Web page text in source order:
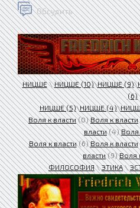
Обсудить
НИЦШЕ\НИЦШЕ (10)\НИЦШЕ (9)\
(6)
НИЦШЕ (5)\НИЦШЕ (4)\
Воля к власти(0)Воля к власти
власти(4)Воля
Воля к власти(6)Воля к власти
власти(9)Воля
ФИЛОСОФИЯ\ЭТИКА\